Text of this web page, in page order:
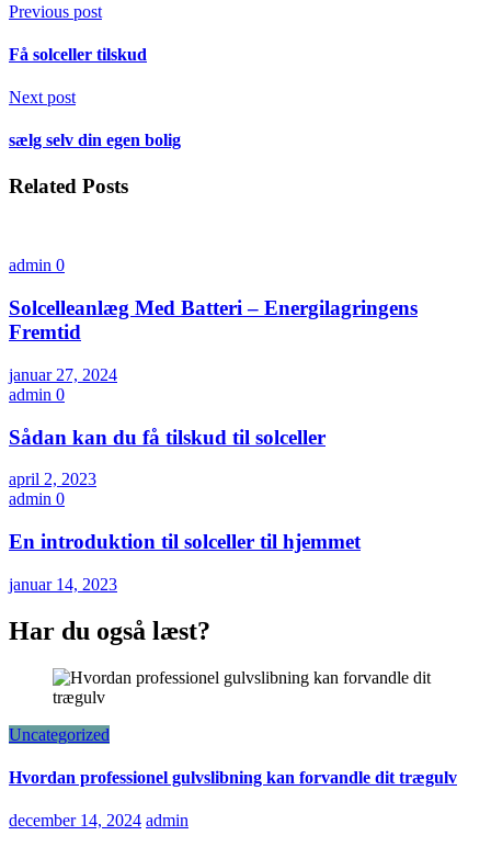
Previous post
Få solceller tilskud
Next post
sælg selv din egen bolig
Related Posts
admin 0
Solcelleanlæg Med Batteri – Energilagringens
Fremtid
januar 27, 2024
admin 0
Sådan kan du få tilskud til solceller
april 2, 2023
admin 0
En introduktion til solceller til hjemmet
januar 14, 2023
Har du også læst?
Uncategorized
Hvordan professionel gulvslibning kan forvandle dit trægulv
december 14, 2024 admin